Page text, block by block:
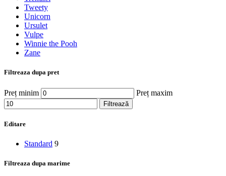
Tweety
Unicorn
Ursulet
Vulpe
Winnie the Pooh
Zane
Filtreaza dupa pret
Preț minim Preț maxim
Filtrează
Editare
Standard 9
Filtreaza dupa marime